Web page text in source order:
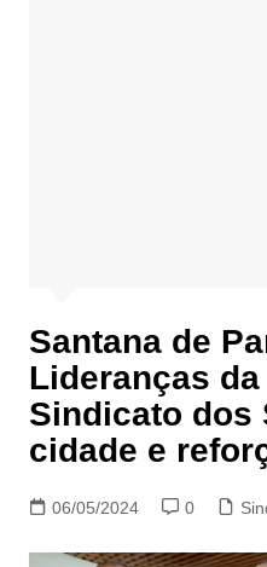
Santana de
Lideranças
Sindicato dos
cidade e
06/05/2024 0